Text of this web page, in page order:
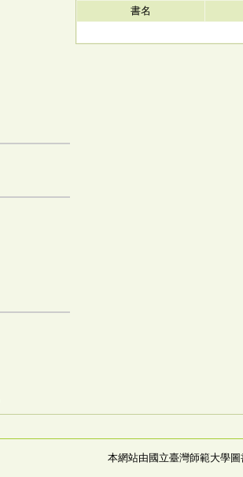
書名
本網站由國立臺灣師範大學